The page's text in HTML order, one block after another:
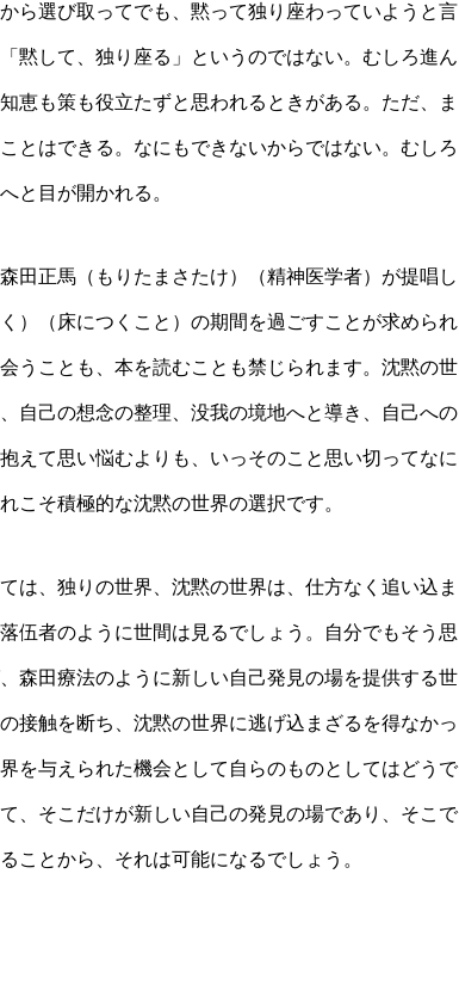
ら選び取ってでも、黙って独り座わっていようと言
黙して、独り座る」というのではない。むしろ進ん
恵も策も役立たずと思われるときがある。ただ、ま
とはできる。なにもできないからではない。むしろ
と目が開かれる。
田正馬（もりたまさたけ）（精神医学者）が提唱し
）（床につくこと）の期間を過ごすことが求められ
うことも、本を読むことも禁じられます。沈黙の世
自己の想念の整理、没我の境地へと導き、自己への
えて思い悩むよりも、いっそのこと思い切ってなに
こそ積極的な沈黙の世界の選択です。
は、独りの世界、沈黙の世界は、仕方なく追い込ま
伍者のように世間は見るでしょう。自分でもそう思
森田療法のように新しい自己発見の場を提供する世
接触を断ち、沈黙の世界に逃げ込まざるを得なかっ
を与えられた機会として自らのものとしてはどうで
、そこだけが新しい自己の発見の場であり、そこで
ことから、それは可能になるでしょう。